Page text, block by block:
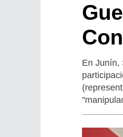
En Junín,